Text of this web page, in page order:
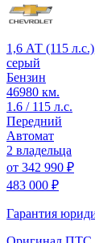
1,6 АТ (115
серый
Бензин
46980 км.
1.6 / 115 л.с.
Передний
Автомат
2 владельца
от 342 990 ₽
483 000 ₽
Гарантия